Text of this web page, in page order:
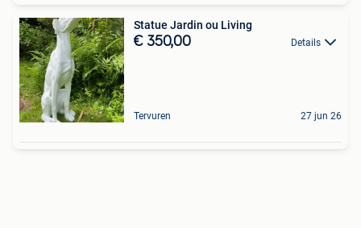
Statue Jardin ou Living
€ 350,00 Details
Tervuren 27 jun 26